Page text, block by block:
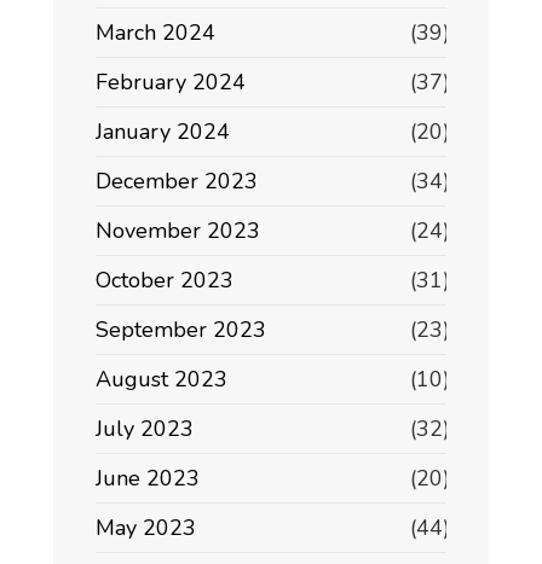
March 2024
(39)
February 2024
(37)
January 2024
(20)
December 2023
(34)
November 2023
(24)
October 2023
(31)
September 2023
(23)
August 2023
(10)
July 2023
(32)
June 2023
(20)
May 2023
(44)